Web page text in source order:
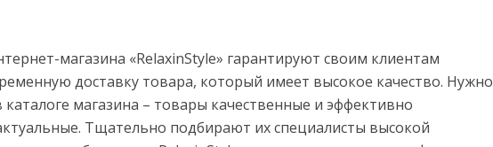
магазина «RelaxinStyle» гарантируют своим клиентам
доставку товара, который имеет высокое качество. Нужно
магазина – товары качественные и эффективно
Тщательно подбирают их специалисты высокой